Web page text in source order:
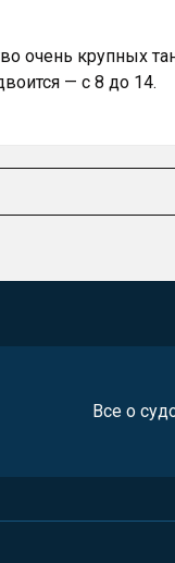
очень крупных
— с 8 до 14.
Все о